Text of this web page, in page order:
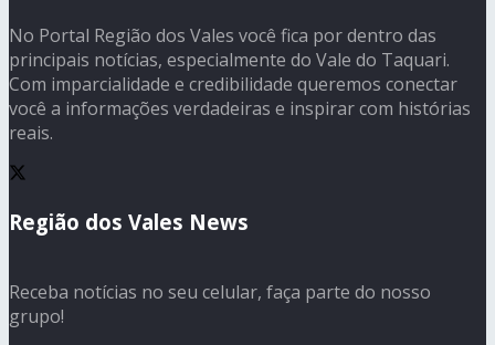
No Portal Região dos Vales você fica por dentro das
principais notícias, especialmente do Vale do Taquari.
Com imparcialidade e credibilidade queremos conectar
você a informações verdadeiras e inspirar com histórias
reais.
Região dos Vales News
Receba notícias no seu celular, faça parte do nosso
grupo!